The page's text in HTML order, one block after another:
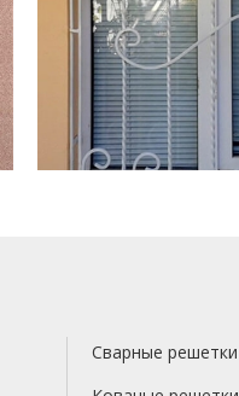
Сварные решетки